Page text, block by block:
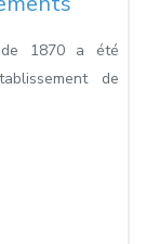
de 1870 a été
de